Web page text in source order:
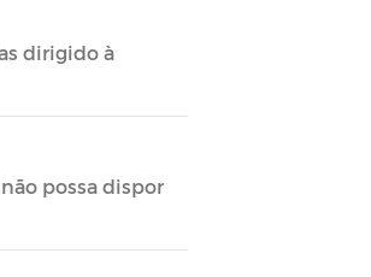
dirigido à
possa dispor